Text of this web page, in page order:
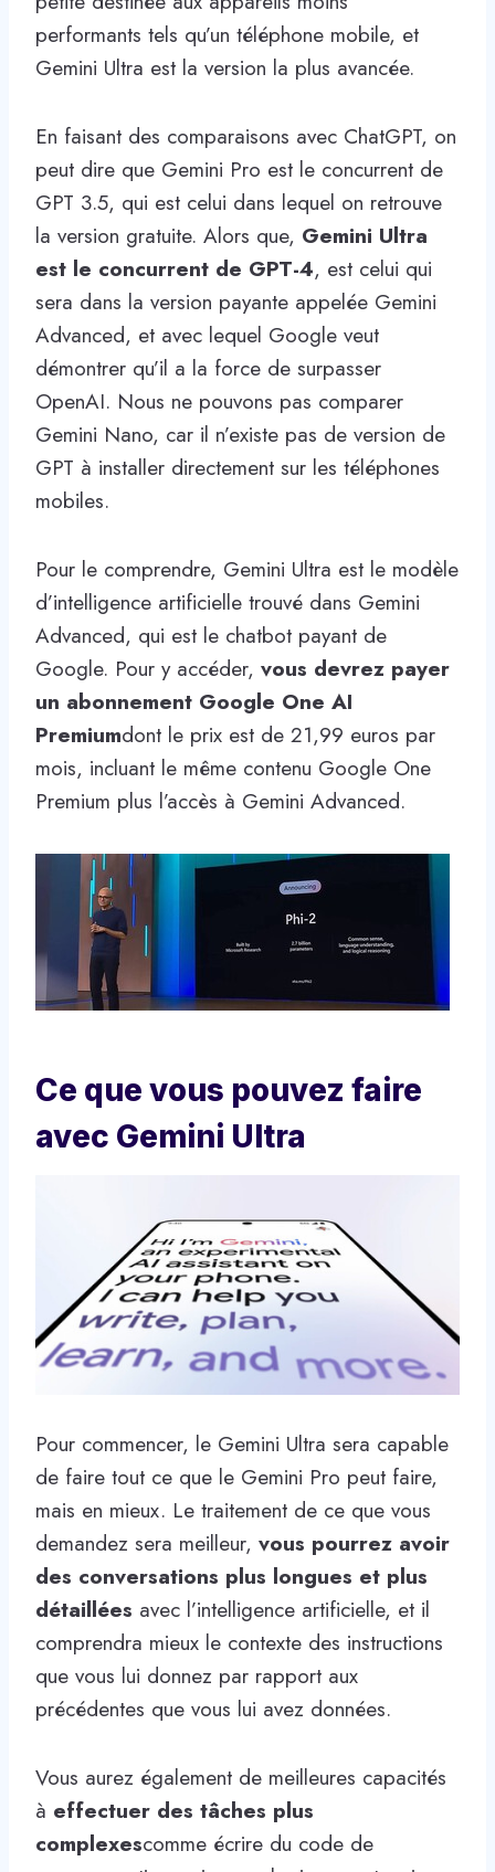
performants tels qu’un téléphone mobile, et
Gemini Ultra est la version la plus avancée.
En faisant des comparaisons avec ChatGPT, on
peut dire que Gemini Pro est le concurrent de
GPT 3.5, qui est celui dans lequel on retrouve
la version gratuite. Alors que, Gemini Ultra
est le concurrent de GPT-4, est celui qui
sera dans la version payante appelée Gemini
Advanced, et avec lequel Google veut
démontrer qu’il a la force de surpasser
OpenAI. Nous ne pouvons pas comparer
Gemini Nano, car il n’existe pas de version de
GPT à installer directement sur les téléphones
mobiles.
Pour le comprendre, Gemini Ultra est le modèle
d’intelligence artificielle trouvé dans Gemini
Advanced, qui est le chatbot payant de
Google. Pour y accéder, vous devrez payer
un abonnement Google One AI
Premiumdont le prix est de 21,99 euros par
mois, incluant le même contenu Google One
Premium plus l’accès à Gemini Advanced.
Ce que vous pouvez faire
avec Gemini Ultra
Pour commencer, le Gemini Ultra sera capable
de faire tout ce que le Gemini Pro peut faire,
mais en mieux. Le traitement de ce que vous
demandez sera meilleur, vous pourrez avoir
des conversations plus longues et plus
détaillées avec l’intelligence artificielle, et il
comprendra mieux le contexte des instructions
que vous lui donnez par rapport aux
précédentes que vous lui avez données.
Vous aurez également de meilleures capacités
à effectuer des tâches plus
complexescomme écrire du code de